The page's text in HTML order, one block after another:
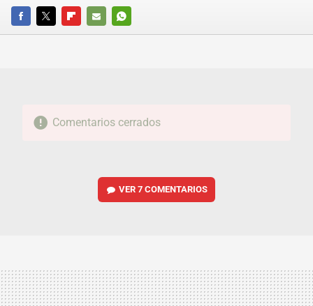
FACEBOOKTWITTERFLIPBOARD
E-
WHATSAPP
Comentarios cerrados
VER7 COMENTARIOS